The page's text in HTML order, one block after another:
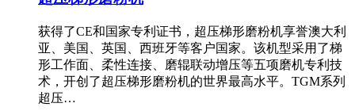
获得了CE和国家专利证书，超压梯形磨粉机享誉澳大利
亚、美国、英国、西班牙等客户国家。该机型采用了梯
形工作面、柔性连接、磨辊联动增压等五项磨机专利技
术，开创了超压梯形磨粉机的世界最高水平。TGM系列
超压…